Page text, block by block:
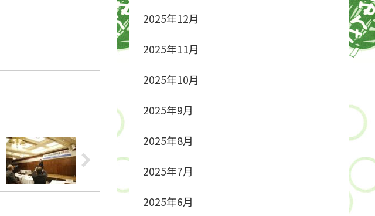
2025年12月
2025年11月
2025年10月
2025年9月
2025年8月
2025年7月
2025年6月